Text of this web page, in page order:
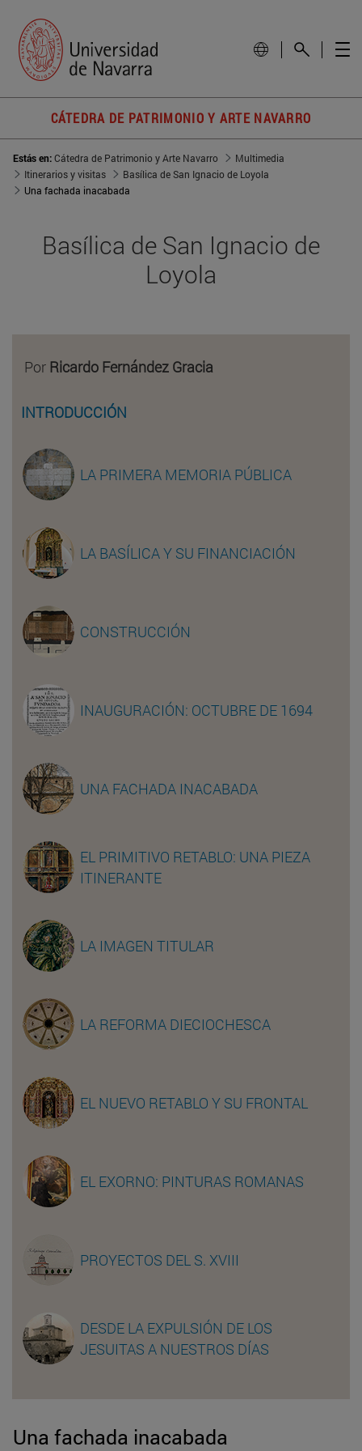
CÁTEDRA DE PATRIMONIO Y ARTE NAVARRO
Estás en:Cátedra de Patrimonio y Arte Navarro
Multimedia
Itinerarios y visitas
Basílica de San Ignacio de Loyola
Una fachada inacabada
Basílica de San Ignacio de
Loyola
Por Ricardo Fernández Gracia
INTRODUCCIÓN
LA PRIMERA MEMORIA PÚBLICA
LA BASÍLICA Y SU FINANCIACIÓN
CONSTRUCCIÓN
INAUGURACIÓN: OCTUBRE DE 1694
UNA FACHADA INACABADA
EL PRIMITIVO RETABLO: UNA PIEZA
ITINERANTE
LA IMAGEN TITULAR
LA REFORMA DIECIOCHESCA
EL NUEVO RETABLO Y SU FRONTAL
EL EXORNO: PINTURAS ROMANAS
PROYECTOS DEL S. XVIII
DESDE LA EXPULSIÓN DE LOS
JESUITAS A NUESTROS DÍAS
Una fachada inacabada